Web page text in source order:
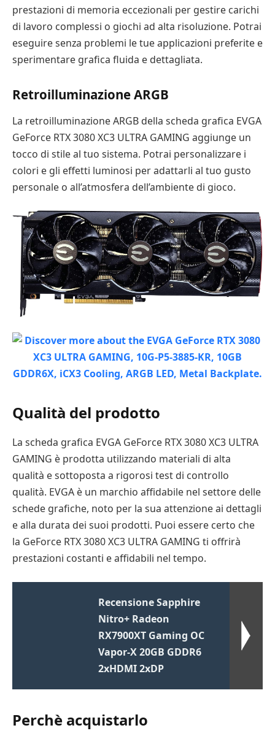
prestazioni di memoria eccezionali per gestire carichi
di lavoro complessi o giochi ad alta risoluzione. Potrai
eseguire senza problemi le tue applicazioni preferite e
sperimentare grafica fluida e dettagliata.
Retroilluminazione ARGB
La retroilluminazione ARGB della scheda grafica EVGA
GeForce RTX 3080 XC3 ULTRA GAMING aggiunge un
tocco di stile al tuo sistema. Potrai personalizzare i
colori e gli effetti luminosi per adattarli al tuo gusto
personale o all’atmosfera dell’ambiente di gioco.
Qualità del prodotto
La scheda grafica EVGA GeForce RTX 3080 XC3 ULTRA
GAMING è prodotta utilizzando materiali di alta
qualità e sottoposta a rigorosi test di controllo
qualità. EVGA è un marchio affidabile nel settore delle
schede grafiche, noto per la sua attenzione ai dettagli
e alla durata dei suoi prodotti. Puoi essere certo che
la GeForce RTX 3080 XC3 ULTRA GAMING ti offrirà
prestazioni costanti e affidabili nel tempo.
Recensione Sapphire
Nitro+ Radeon
RX7900XT Gaming OC
Vapor-X 20GB GDDR6
2xHDMI 2xDP
Perchè acquistarlo